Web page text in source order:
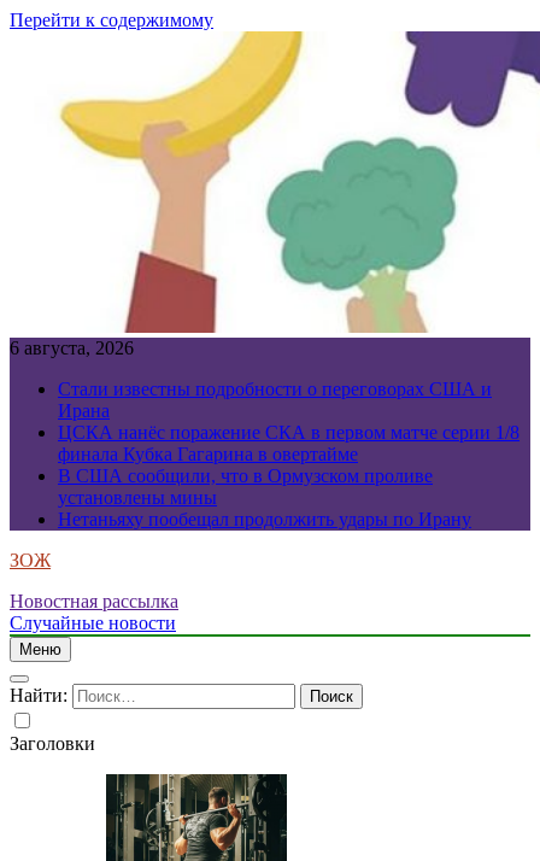
Перейти к содержимому
6 августа, 2026
Стали известны подробности о переговорах США и
Ирана
ЦСКА нанёс поражение СКА в первом матче серии 1/8
финала Кубка Гагарина в овертайме
В США сообщили, что в Ормузском проливе
установлены мины
Нетаньяху пообещал продолжить удары по Ирану
ЗОЖ
Новостная рассылка
Случайные новости
Меню
Найти:
Заголовки